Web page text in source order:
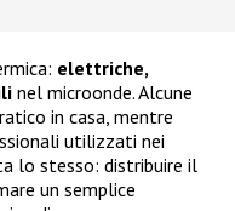
elettriche,
nel microonde. Alcune
in casa, mentre
utilizzati nei
lo stesso: distribuire il
un semplice